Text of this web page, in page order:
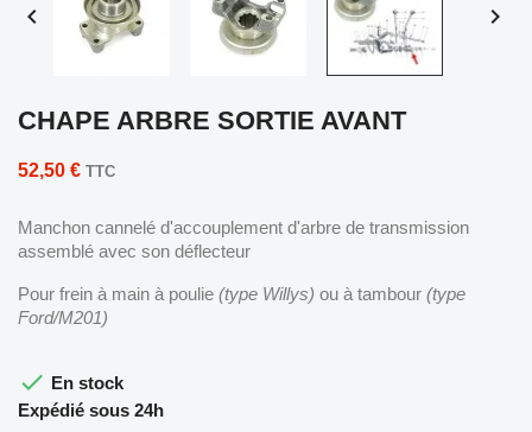
 
CHAPE ARBRE SORTIE AVANT
52,50 € TTC
Manchon cannelé d'accouplement d'arbre de transmission
assemblé avec son déflecteur
Pour frein à main à poulie (type Willys) ou à tambour (type
Ford/M201)
 En stock
Expédié sous 24h